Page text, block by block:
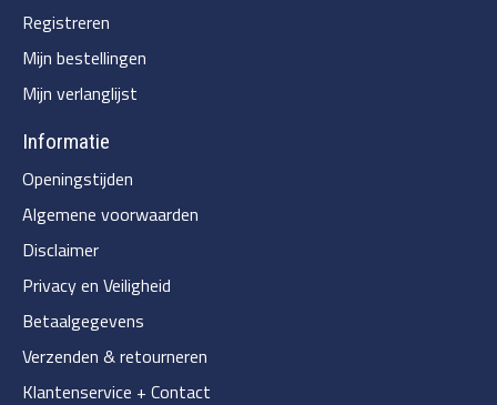
Registreren
Mijn bestellingen
Mijn verlanglijst
Informatie
Openingstijden
Algemene voorwaarden
Disclaimer
Privacy en Veiligheid
Betaalgegevens
Verzenden & retourneren
Klantenservice + Contact